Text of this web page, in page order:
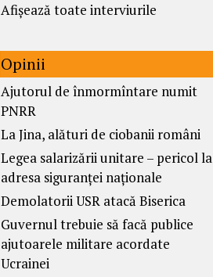
Afișează toate interviurile
Opinii
Ajutorul de înmormîntare numit
PNRR
La Jina, alături de ciobanii români
Legea salarizării unitare – pericol la
adresa siguranței naționale
Demolatorii USR atacă Biserica
Guvernul trebuie să facă publice
ajutoarele militare acordate
Ucrainei